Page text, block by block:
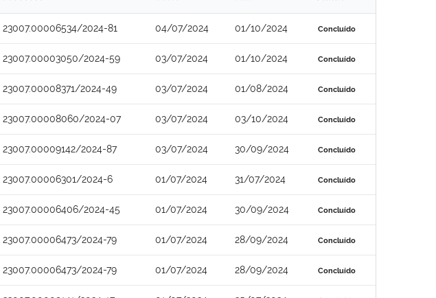
23007.00006534/2024-81 04/07/2024 01/10/2024 Concluído
23007.00003050/2024-59 03/07/2024 01/10/2024 Concluído
23007.00008371/2024-49 03/07/2024 01/08/2024 Concluído
23007.00008060/2024-07 03/07/2024 03/10/2024 Concluído
23007.00009142/2024-87 03/07/2024 30/09/2024 Concluído
23007.00006301/2024-6 01/07/2024 31/07/2024 Concluído
23007.00006406/2024-45 01/07/2024 30/09/2024 Concluído
23007.00006473/2024-79 01/07/2024 28/09/2024 Concluído
23007.00006473/2024-79 01/07/2024 28/09/2024 Concluído